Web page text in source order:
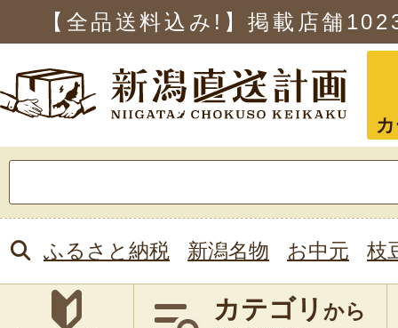
【全品送料込み!】掲載店舗
索:
ふるさと納税 新潟名物 お中元 枝
カテゴリ から